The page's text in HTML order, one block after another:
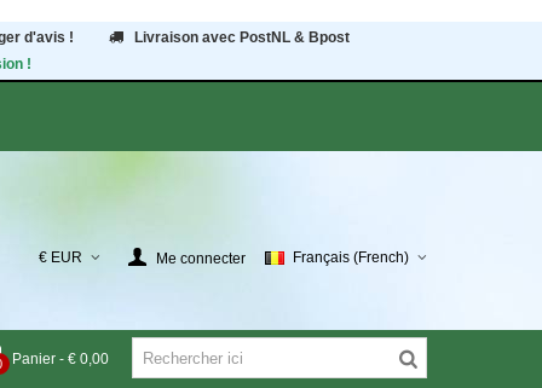
d'avis !
Livraison avec PostNL & Bpost
!
€ EUR Me connecter Français (French)
Panier - € 0,00